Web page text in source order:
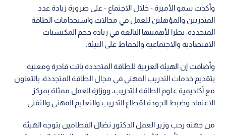
وأكدت سمو الأميرة - خلال الاجتماع - على ضرورة زيادة عدد
المتدربين والمؤهلين للعمل في مجالات واستخدامات الطاقة
المتجددة، نظرا لأهميتها البالغة في زيادة حجم المكتسبات
الاقتصادية والاجتماعية والحفاظ على البيئة.
وأضافت إن الهيئة العربية للطاقة المتجددة باتت قادرة ومعنية
بتقديم خدمات التدريب المهني في مجال الطاقة المتجددة، بالتعاون
مع أكاديمية علوم الطاقة للتدريب، ووزارة العمل ممثلة بمركز
الاعتماد وضبط الجودة لقطاع التدريب والتعليم المهني والتقني.
من جهته رحب وزير العمل الدكتور نضال القطامين بتوجه الهيئة